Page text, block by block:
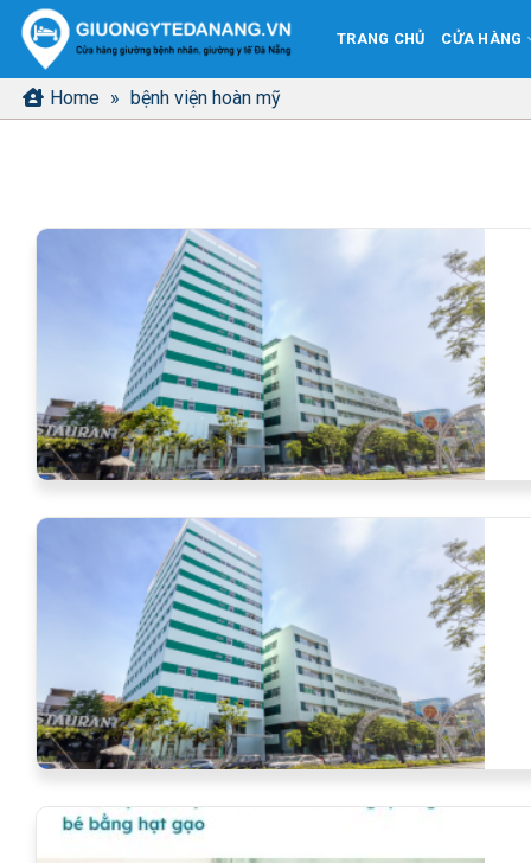
qua
nội
dung
TRANG CHỦ CỬA HÀNG
Home » bệnh viện hoàn mỹ